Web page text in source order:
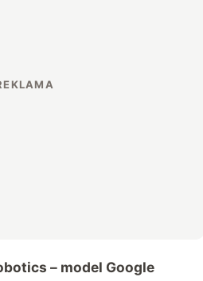
– model Google